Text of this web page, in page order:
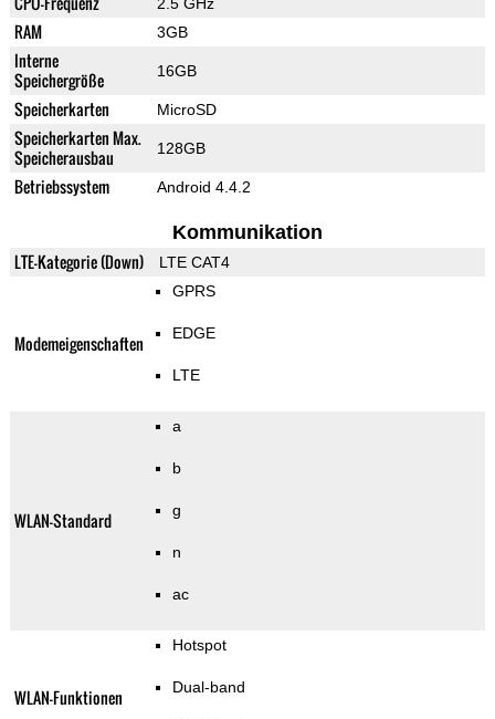
RAM 3GB
Interne
Speichergröße
16GB
Speicherkarten MicroSD
Speicherkarten Max.
Speicherausbau
128GB
Betriebssystem Android 4.4.2
Kommunikation
LTE-Kategorie (Down) LTE CAT4
Modemeigenschaften
GPRS
EDGE
LTE
WLAN-Standard
a
b
g
n
ac
WLAN-Funktionen
Hotspot
Dual-band